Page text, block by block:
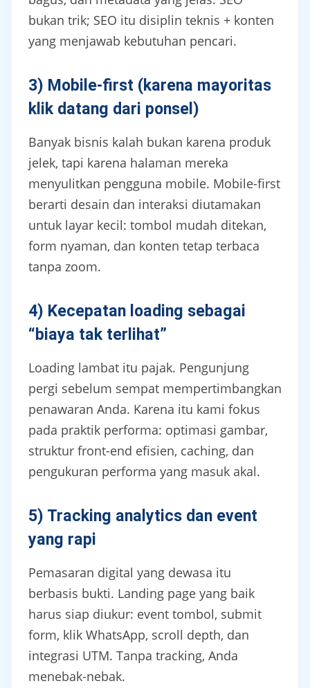
bukan trik; SEO itu disiplin teknis + konten
yang menjawab kebutuhan pencari.
3) Mobile-first (karena mayoritas
klik datang dari ponsel)
Banyak bisnis kalah bukan karena produk
jelek, tapi karena halaman mereka
menyulitkan pengguna mobile. Mobile-first
berarti desain dan interaksi diutamakan
untuk layar kecil: tombol mudah ditekan,
form nyaman, dan konten tetap terbaca
tanpa zoom.
4) Kecepatan loading sebagai
“biaya tak terlihat”
Loading lambat itu pajak. Pengunjung
pergi sebelum sempat mempertimbangkan
penawaran Anda. Karena itu kami fokus
pada praktik performa: optimasi gambar,
struktur front-end efisien, caching, dan
pengukuran performa yang masuk akal.
5) Tracking analytics dan event
yang rapi
Pemasaran digital yang dewasa itu
berbasis bukti. Landing page yang baik
harus siap diukur: event tombol, submit
form, klik WhatsApp, scroll depth, dan
integrasi UTM. Tanpa tracking, Anda
menebak-nebak.